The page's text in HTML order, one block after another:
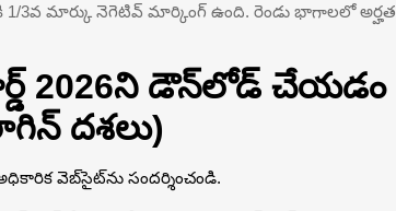
3వ మార్కు నెగెటివ్ మార్కింగ్ ఉంది. రెండు భాగాలలో అర్హత
2026ని డౌన్‌లోడ్ చేయడం
దశలు)
వెబ్‌సైట్‌ను సందర్శించండి.